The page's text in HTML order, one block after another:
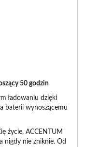
50 godzin
ładowaniu dzięki
baterii wynoszącemu
życie, ACCENTUM
nigdy nie zniknie. Od